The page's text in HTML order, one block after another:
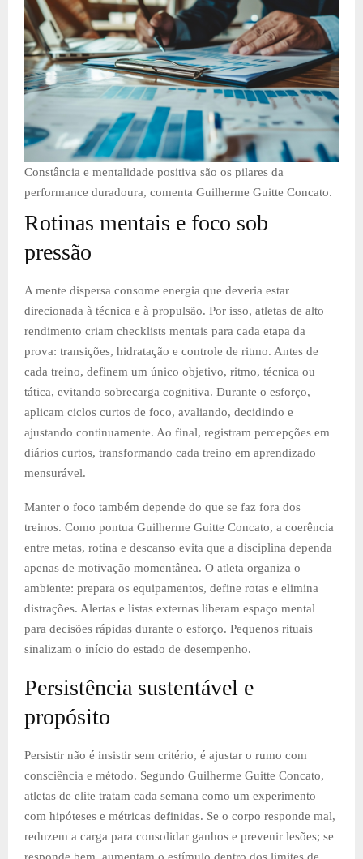
Constância e mentalidade positiva são os pilares da
performance duradoura, comenta Guilherme Guitte Concato.
Rotinas mentais e foco sob
pressão
A mente dispersa consome energia que deveria estar
direcionada à técnica e à propulsão. Por isso, atletas de alto
rendimento criam checklists mentais para cada etapa da
prova: transições, hidratação e controle de ritmo. Antes de
cada treino, definem um único objetivo, ritmo, técnica ou
tática, evitando sobrecarga cognitiva. Durante o esforço,
aplicam ciclos curtos de foco, avaliando, decidindo e
ajustando continuamente. Ao final, registram percepções em
diários curtos, transformando cada treino em aprendizado
mensurável.
Manter o foco também depende do que se faz fora dos
treinos. Como pontua Guilherme Guitte Concato, a coerência
entre metas, rotina e descanso evita que a disciplina dependa
apenas de motivação momentânea. O atleta organiza o
ambiente: prepara os equipamentos, define rotas e elimina
distrações. Alertas e listas externas liberam espaço mental
para decisões rápidas durante o esforço. Pequenos rituais
sinalizam o início do estado de desempenho.
Persistência sustentável e
propósito
Persistir não é insistir sem critério, é ajustar o rumo com
consciência e método. Segundo Guilherme Guitte Concato,
atletas de elite tratam cada semana como um experimento
com hipóteses e métricas definidas. Se o corpo responde mal,
reduzem a carga para consolidar ganhos e prevenir lesões; se